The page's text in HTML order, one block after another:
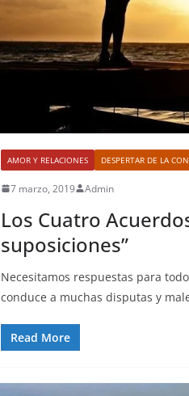
AMOR Y RELACIONES DESPERTAR DE LA
7 marzo, 2019 Admin
Los Cuatro
suposiciones”
Necesitamos respuestas para
conduce a muchas disputas y
Read More